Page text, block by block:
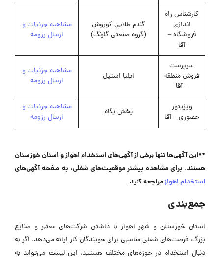
کارشناس راه
اندازی
فروشگاه –
آقا
گندم طلایی کوروش
(گروه صنعتی گلرنگ)
مشاهده جزئیات و
ارسال رزومه
سرپرست
فروش منطقه
– آقا
ایلیا استیل
مشاهده جزئیات و
ارسال رزومه
ویزیتور
حضوری – آقا
پخش پگاه
مشاهده جزئیات و
ارسال رزومه
**این آگهی‌ها تنها برخی از آگهی‌های استخدام اهواز و استان خوزستان
هستند. برای مشاهده بیشتر موقعیت‌های شغلی، به صفحه آگهی‌های
استخدام اهوازمراجعه کنید.
جمع‌بندی
استان خوزستان و شهر اهواز با داشتن شرکت‌های معتبر و صنایع
بزرگ، فرصت‌های شغلی مناسبی برای جویندگان کار ارائه می‌دهد. اگر به
دنبال استخدام در حوزه‌های مختلف هستید، این لیست می‌تواند به